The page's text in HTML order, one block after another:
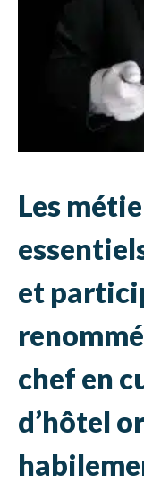
Les
et
chef en
d’hôtel